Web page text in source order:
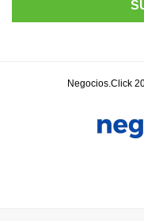
Negocios.Click